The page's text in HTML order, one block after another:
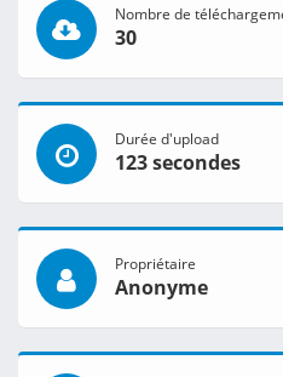
Nombre de
30
Durée d'upload
123 secondes
Propriétaire
Anonyme